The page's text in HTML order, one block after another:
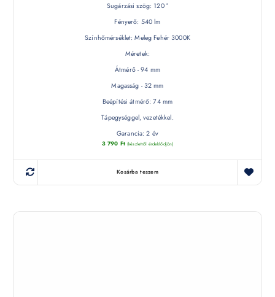
Sugárzási szög: 120 °
Fényerő: 540 lm
Színhőmérséklet: Meleg Fehér 3000K
Méretek:
Átmérő - 94 mm
Magasság - 32 mm
Beépítési átmérő: 74 mm
Tápegységgel, vezetékkel.
Garancia: 2 év
3 790 Ft (készletről érdeklődjön)
Kosárba teszem